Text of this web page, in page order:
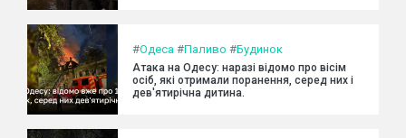
#Одеса #Паливо #Будинок
Атака на Одесу: наразі відомо про вісім
осіб, які отримали поранення, серед них і
дев'ятирічна дитина.